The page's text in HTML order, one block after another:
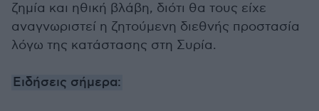
ζημία και ηθική βλάβη, διότι θα τους είχε
αναγνωριστεί η ζητούμενη διεθνής προστασία
λόγω της κατάστασης στη Συρία.
Ειδήσεις σήμερα: